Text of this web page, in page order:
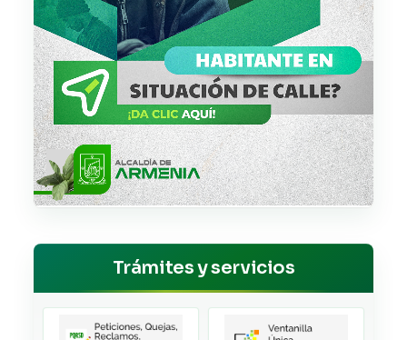
Trámites y servicios